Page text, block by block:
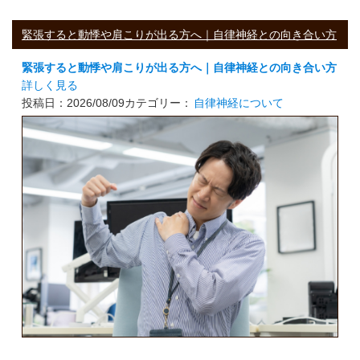
緊張すると動悸や肩こりが出る方へ｜自律神経との向き合い方
緊張すると動悸や肩こりが出る方へ｜自律神経との向き合い方
詳しく見る
投稿日：2026/08/09カテゴリー： 自律神経について